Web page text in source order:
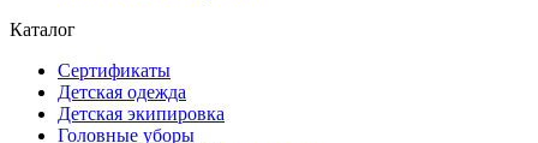
Каталог
Сертификаты
Детская одежда
Детская экипировка
Головные уборы